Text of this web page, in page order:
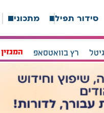
סידור תפילה מתכונים
רץ בוואטסאפ המגזין